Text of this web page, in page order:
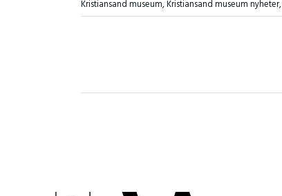
Kristiansand museum,Kristiansand museum nyheter,